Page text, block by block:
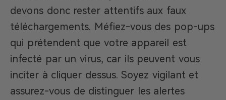
devons donc rester attentifs aux faux
téléchargements. Méfiez-vous des pop-ups
qui prétendent que votre appareil est
infecté par un virus, car ils peuvent vous
inciter à cliquer dessus. Soyez vigilant et
assurez-vous de distinguer les alertes